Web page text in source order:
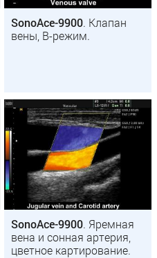
SonoAce-9900. Клапан
вены, B-режим.
SonoAce-9900. Яремная
вена и сонная артерия,
цветное картирование.